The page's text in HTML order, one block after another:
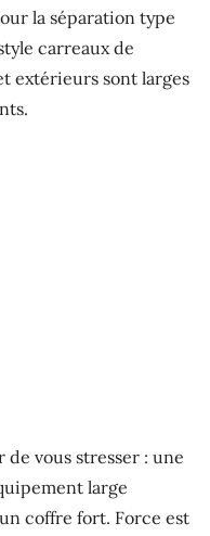
la séparation type
carreaux de
extérieurs sont larges
vous stresser : une
large
coffre fort. Force est